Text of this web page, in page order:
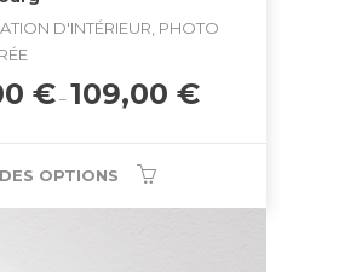
D'INTÉRIEUR, PHOTO
€ – 109,00 €
OPTIONS